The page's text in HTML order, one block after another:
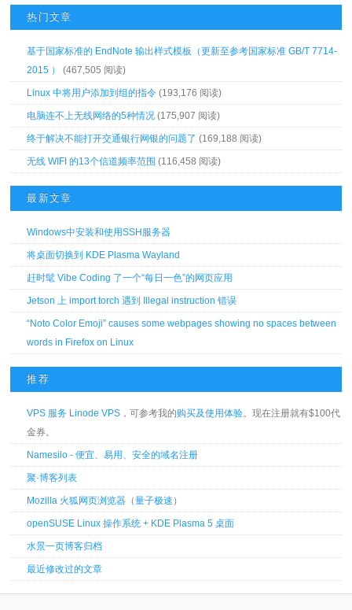
热门文章
基于国家标准的 EndNote 输出样式模板（更新至参考国家标准 GB/T 7714-
2015 ）
(467,505 阅读)
Linux 中将用户添加到组的指令 (193,176 阅读)
电脑连不上无线网络的5种情况 (175,907 阅读)
终于解决不能打开交通银行网银的问题了 (169,188 阅读)
无线 WIFI 的13个信道频率范围 (116,458 阅读)
最新文章
Windows中安装和使用SSH服务器
将桌面切换到 KDE Plasma Wayland
赶时髦 Vibe Coding 了一个“每日一色”的网页应用
Jetson 上 import torch 遇到 Illegal instruction 错误
“Noto Color Emoji” causes some webpages showing no spaces between
words in Firefox on Linux
推荐
VPS 服务 Linode VPS ，可参考我的购买及使用体验。现在注册就有$100代
金券。
Namesilo - 便宜、易用、安全的域名注册
聚·博客列表
Mozilla 火狐网页浏览器 （量子极速 ）
openSUSE Linux 操作系统 + KDE Plasma 5 桌面
水景一页博客归档
最近修改过的文章